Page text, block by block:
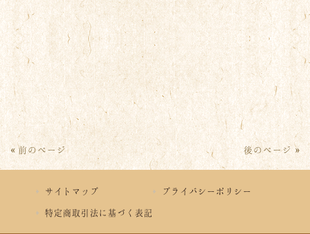
« 前のページ 後のページ »
サイトマップ プライバシーポリシー
特定商取引法に基づく表記